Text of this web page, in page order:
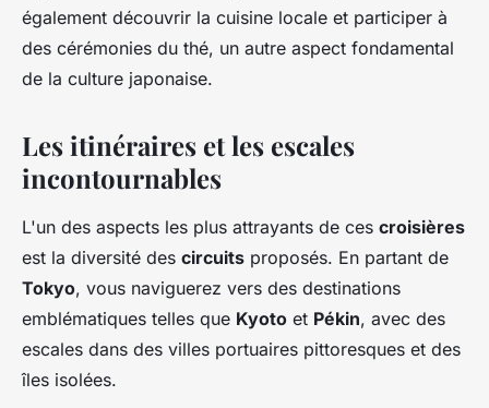
également découvrir la cuisine locale et participer à
des cérémonies du thé, un autre aspect fondamental
de la culture japonaise.
Les itinéraires et les escales
incontournables
L'un des aspects les plus attrayants de ces croisières
est la diversité des circuits proposés. En partant de
Tokyo, vous naviguerez vers des destinations
emblématiques telles que Kyoto et Pékin, avec des
escales dans des villes portuaires pittoresques et des
îles isolées.